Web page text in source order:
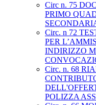
Circ n. 75
PRIMO
Circ. n 72
PER
INDIRIZZO
Circ. n. 68
POLIZZA